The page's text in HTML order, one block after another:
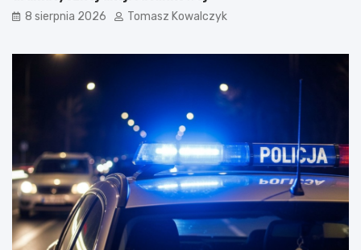
8 sierpnia 2026 Tomasz Kowalczyk